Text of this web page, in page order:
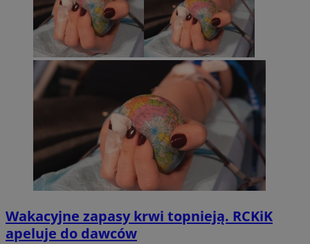
Wakacyjne zapasy krwi topnieją. RCKiK
apeluje do dawców